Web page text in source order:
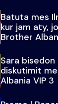
Batuta mes
kur jam aty,
Brother
Sara
diskutimit
Albania VIP 3